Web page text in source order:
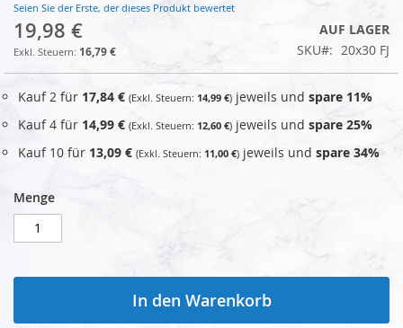
Bildgalerie
springen
Seien Sie der Erste, der dieses Produkt bewertet
19,98 €
16,79 €
AUF LAGER
SKU
20x30 FJ
Kauf 2 für 17,84 € 14,99 € jeweils und spare 11%
Kauf 4 für 14,99 € 12,60 € jeweils und spare 25%
Kauf 10 für 13,09 € 11,00 € jeweils und spare 34%
Menge
In den Warenkorb